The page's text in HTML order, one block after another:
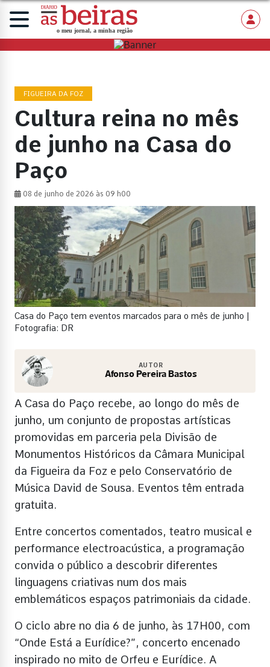
FIGUEIRA DA FOZ
Cultura reina no mês
de junho na Casa do
Paço
08 de junho de 2026 às 09 h00
Casa do Paço tem eventos marcados para o mês de junho |
Fotografia: DR
AUTOR
Afonso Pereira Bastos
A Casa do Paço recebe, ao longo do mês de
junho, um conjunto de propostas artísticas
promovidas em parceria pela Divisão de
Monumentos Históricos da Câmara Municipal
da Figueira da Foz e pelo Conservatório de
Música David de Sousa. Eventos têm entrada
gratuita.
Entre concertos comentados, teatro musical e
performance electroacústica, a programação
convida o público a descobrir diferentes
linguagens criativas num dos mais
emblemáticos espaços patrimoniais da cidade.
O ciclo abre no dia 6 de junho, às 17H00, com
“Onde Está a Eurídice?”, concerto encenado
inspirado no mito de Orfeu e Eurídice. A